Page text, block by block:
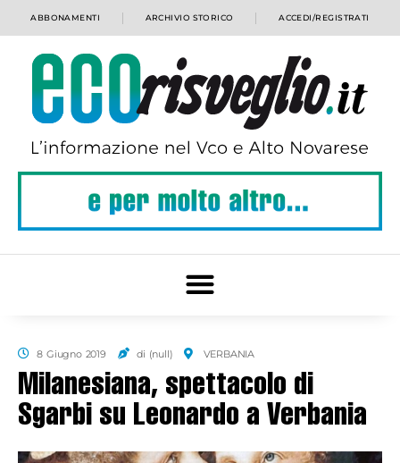
ABBONAMENTI ARCHIVIO STORICO ACCEDI/REGISTRATI
8 Giugno 2019 di (null) VERBANIA
Milanesiana, spettacolo di
Sgarbi su Leonardo a Verbania